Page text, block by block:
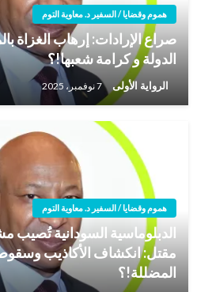
هموم وقضايا / السفير د. معاوية التوم
صراع الإرادات: إرهاب الغزاة
الدولة و كرامة شعبها!؟
الرواية الأولى 7 نوفمبر، 2025
هموم وقضايا / السفير د. معاوية التوم
الدبلوماسية السودانية تُصيب
مقتل: انكشاف الأكاذيب وسقوط
المضللة!؟